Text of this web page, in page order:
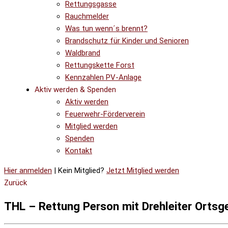
Rettungsgasse
Rauchmelder
Was tun wenn´s brennt?
Brandschutz für Kinder und Senioren
Waldbrand
Rettungskette Forst
Kennzahlen PV-Anlage
Aktiv werden & Spenden
Aktiv werden
Feuerwehr-Förderverein
Mitglied werden
Spenden
Kontakt
Hier anmelden | Kein Mitglied? Jetzt Mitglied werden
Zurück
THL – Rettung Person mit Drehleiter